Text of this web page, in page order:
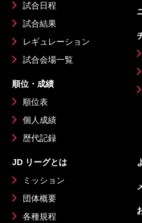
試合日程
試合結果
レギュレーション
試合会場一覧
順位・成績
順位表
個人成績
歴代記録
JD リーグとは
ミッション
団体概要
各種規程